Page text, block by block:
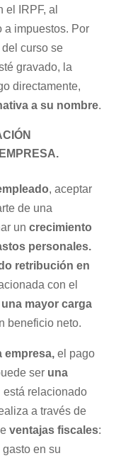
IRPF, al
a impuestos. Por
curso se
gravado, la
directamente,
a su nombre.
, aceptar
de una
un crecimiento
personales.
retribución en
con el
mayor carga
beneficio neto.
empresa,el pago
ser una
está relacionado
a través de
ventajas fiscales:
en su